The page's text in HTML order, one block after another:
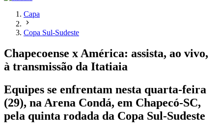
Capa
Copa Sul-Sudeste
Chapecoense x América: assista, ao vivo,
à transmissão da Itatiaia
Equipes se enfrentam nesta quarta-feira
(29), na Arena Condá, em Chapecó-SC,
pela quinta rodada da Copa Sul-Sudeste